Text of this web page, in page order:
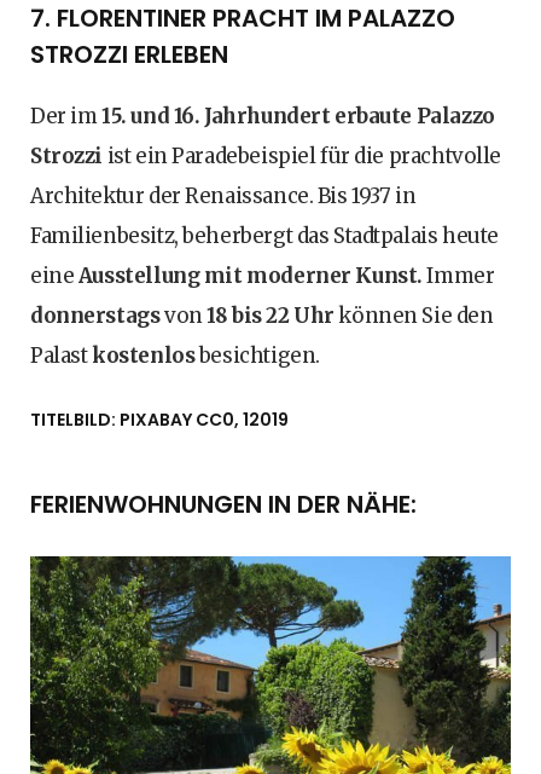
7. FLORENTINER PRACHT IM PALAZZO
STROZZI ERLEBEN
Der im15. und 16. Jahrhundert erbaute Palazzo
Strozzi ist ein Paradebeispiel für die prachtvolle
Architektur der Renaissance. Bis 1937 in
Familienbesitz, beherbergt das Stadtpalais heute
eineAusstellung mit moderner Kunst.Immer
donnerstagsvon18 bis 22 Uhrkönnen Sie den
Palastkostenlosbesichtigen.
TITELBILD: PIXABAY CC0, 12019
FERIENWOHNUNGEN IN DER NÄHE: